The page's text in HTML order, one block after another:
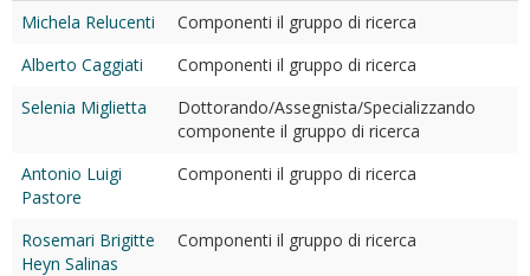
Michela Relucenti
Componenti il gruppo di ricerca
Alberto Caggiati
Componenti il gruppo di ricerca
Selenia Miglietta
Dottorando/Assegnista/Specializzando
componente il gruppo di ricerca
Antonio Luigi
Pastore
Componenti il gruppo di ricerca
Rosemari Brigitte
Heyn Salinas
Componenti il gruppo di ricerca